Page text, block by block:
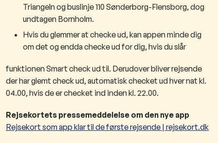
Triangeln og buslinje 110 Sønderborg-Flensborg, dog
undtagen Bornholm.
Hvis du glemmer at checke ud, kan appen minde dig
om det og endda checke ud for dig, hvis du slår
funktionen Smart check ud til. Derudover bliver rejsende
der har glemt check ud, automatisk checket ud hver nat kl.
04.00, hvis de er checket ind inden kl. 22.00.
Rejsekortets pressemeddelelse om den nye app
Rejsekort som app klar til de første rejsende | rejsekort.dk